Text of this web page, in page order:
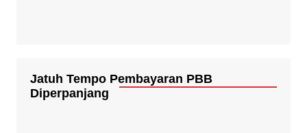
Jatuh Tempo Pembayaran PBB
Diperpanjang